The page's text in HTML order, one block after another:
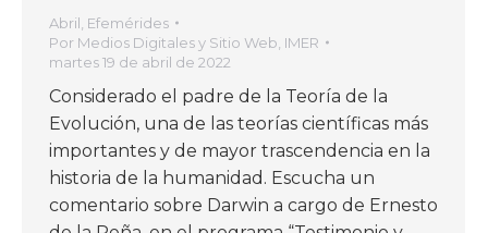
Abril Efemérides
Por Medios Digitales y Sitio Web, IMER
martes 19 de abril de 2022
Considerado el padre de la Teoría de la
Evolución, una de las teorías científicas más
importantes y de mayor trascendencia en la
historia de la humanidad. Escucha un
comentario sobre Darwin a cargo de Ernesto